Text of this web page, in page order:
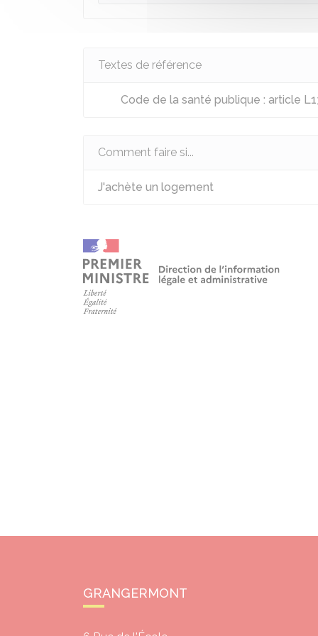
Textes de référence
Code de la santé publique : article
Comment faire si...
J'achète un logement
GRANGERMONT